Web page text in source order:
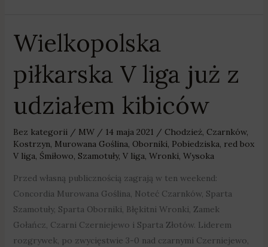
Wielkopolska
piłkarska V liga już z
udziałem kibiców
Bez kategorii/ MW / 14 maja 2021 / Chodzież, Czarnków,
Kostrzyn, Murowana Goślina, Oborniki, Pobiedziska, red box
V liga, Śmiłowo, Szamotuły, V liga, Wronki, Wysoka
Przed własną publicznością zagrają w ten weekend:
Concordia Murowana Goślina, Noteć Czarnków, Sparta
Szamotuły, Sparta Oborniki, Błękitni Wronki, Zamek
Gołańcz, Czarni Czerniejewo i Sparta Złotów. Liderem
rozgrywek, po zwycięstwie 3-0 nad czarnymi Czerniejewo,
Wielkopolska
piłkarska
liga
z
udziałem
kibiców